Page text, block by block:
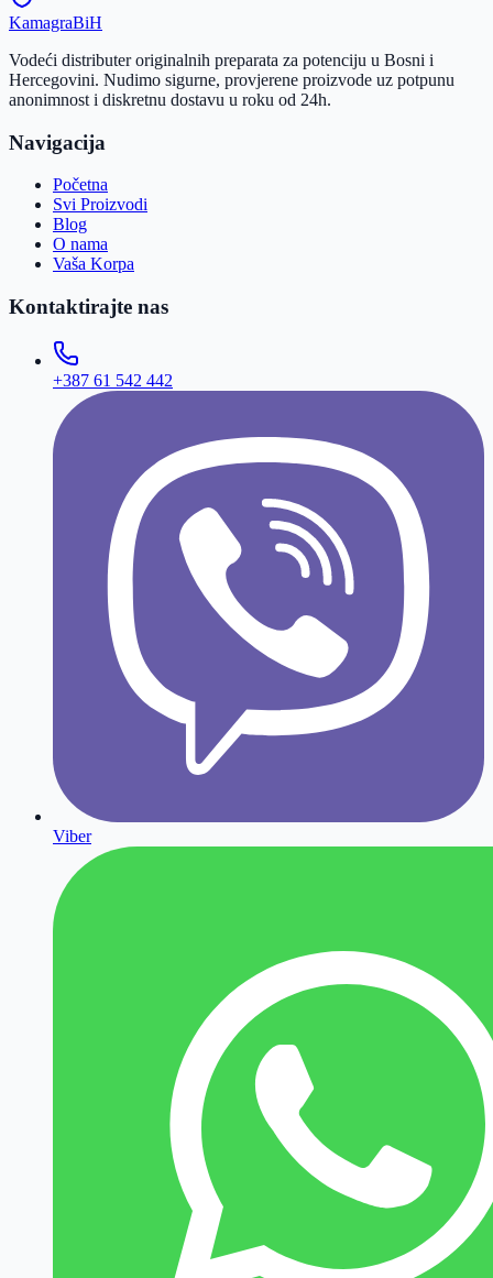
KamagraBiH
Vodeći distributer originalnih preparata za potenciju u Bosni i
Hercegovini. Nudimo sigurne, provjerene proizvode uz potpunu
anonimnost i diskretnu dostavu u roku od 24h.
Navigacija
Početna
Svi Proizvodi
Blog
O nama
Vaša Korpa
Kontaktirajte nas
+387 61 542 442
Viber